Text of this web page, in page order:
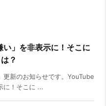
」を非表示に！そこに
？
更新のお知らせです。YouTube
に！そこに ...